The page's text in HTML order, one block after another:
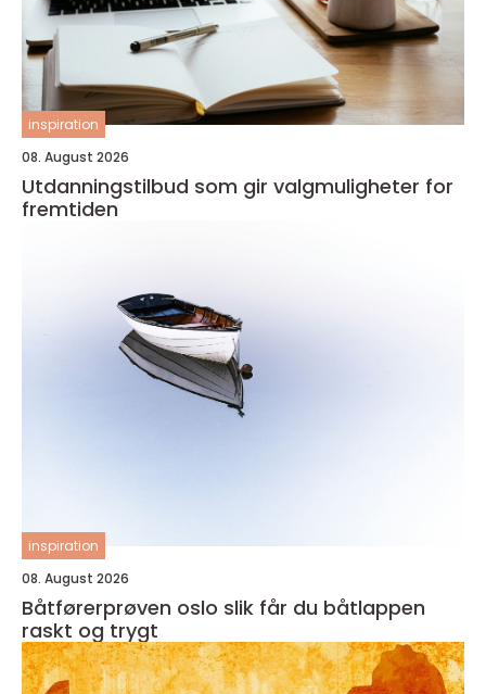
inspiration
08. August 2026
Utdanningstilbud som gir valgmuligheter for
fremtiden
inspiration
08. August 2026
Båtførerprøven oslo slik får du båtlappen
raskt og trygt